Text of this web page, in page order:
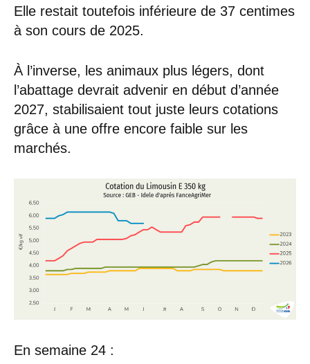
Elle restait toutefois inférieure de 37 centimes
à son cours de 2025.
À l’inverse, les animaux plus légers, dont
l’abattage devrait advenir en début d’année
2027, stabilisaient tout juste leurs cotations
grâce à une offre encore faible sur les
marchés.
En semaine 24 :